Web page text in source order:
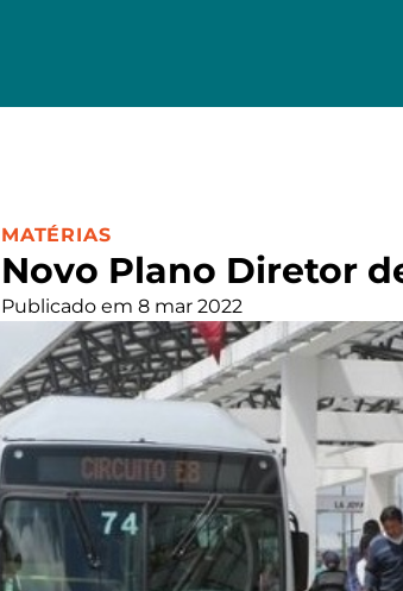
Novo Plano Diretor
CATEGORIA:
MATÉRIAS
Publicado em 8 mar 2022